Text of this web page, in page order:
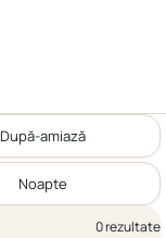
După-amiază
Noapte
0 rezultate